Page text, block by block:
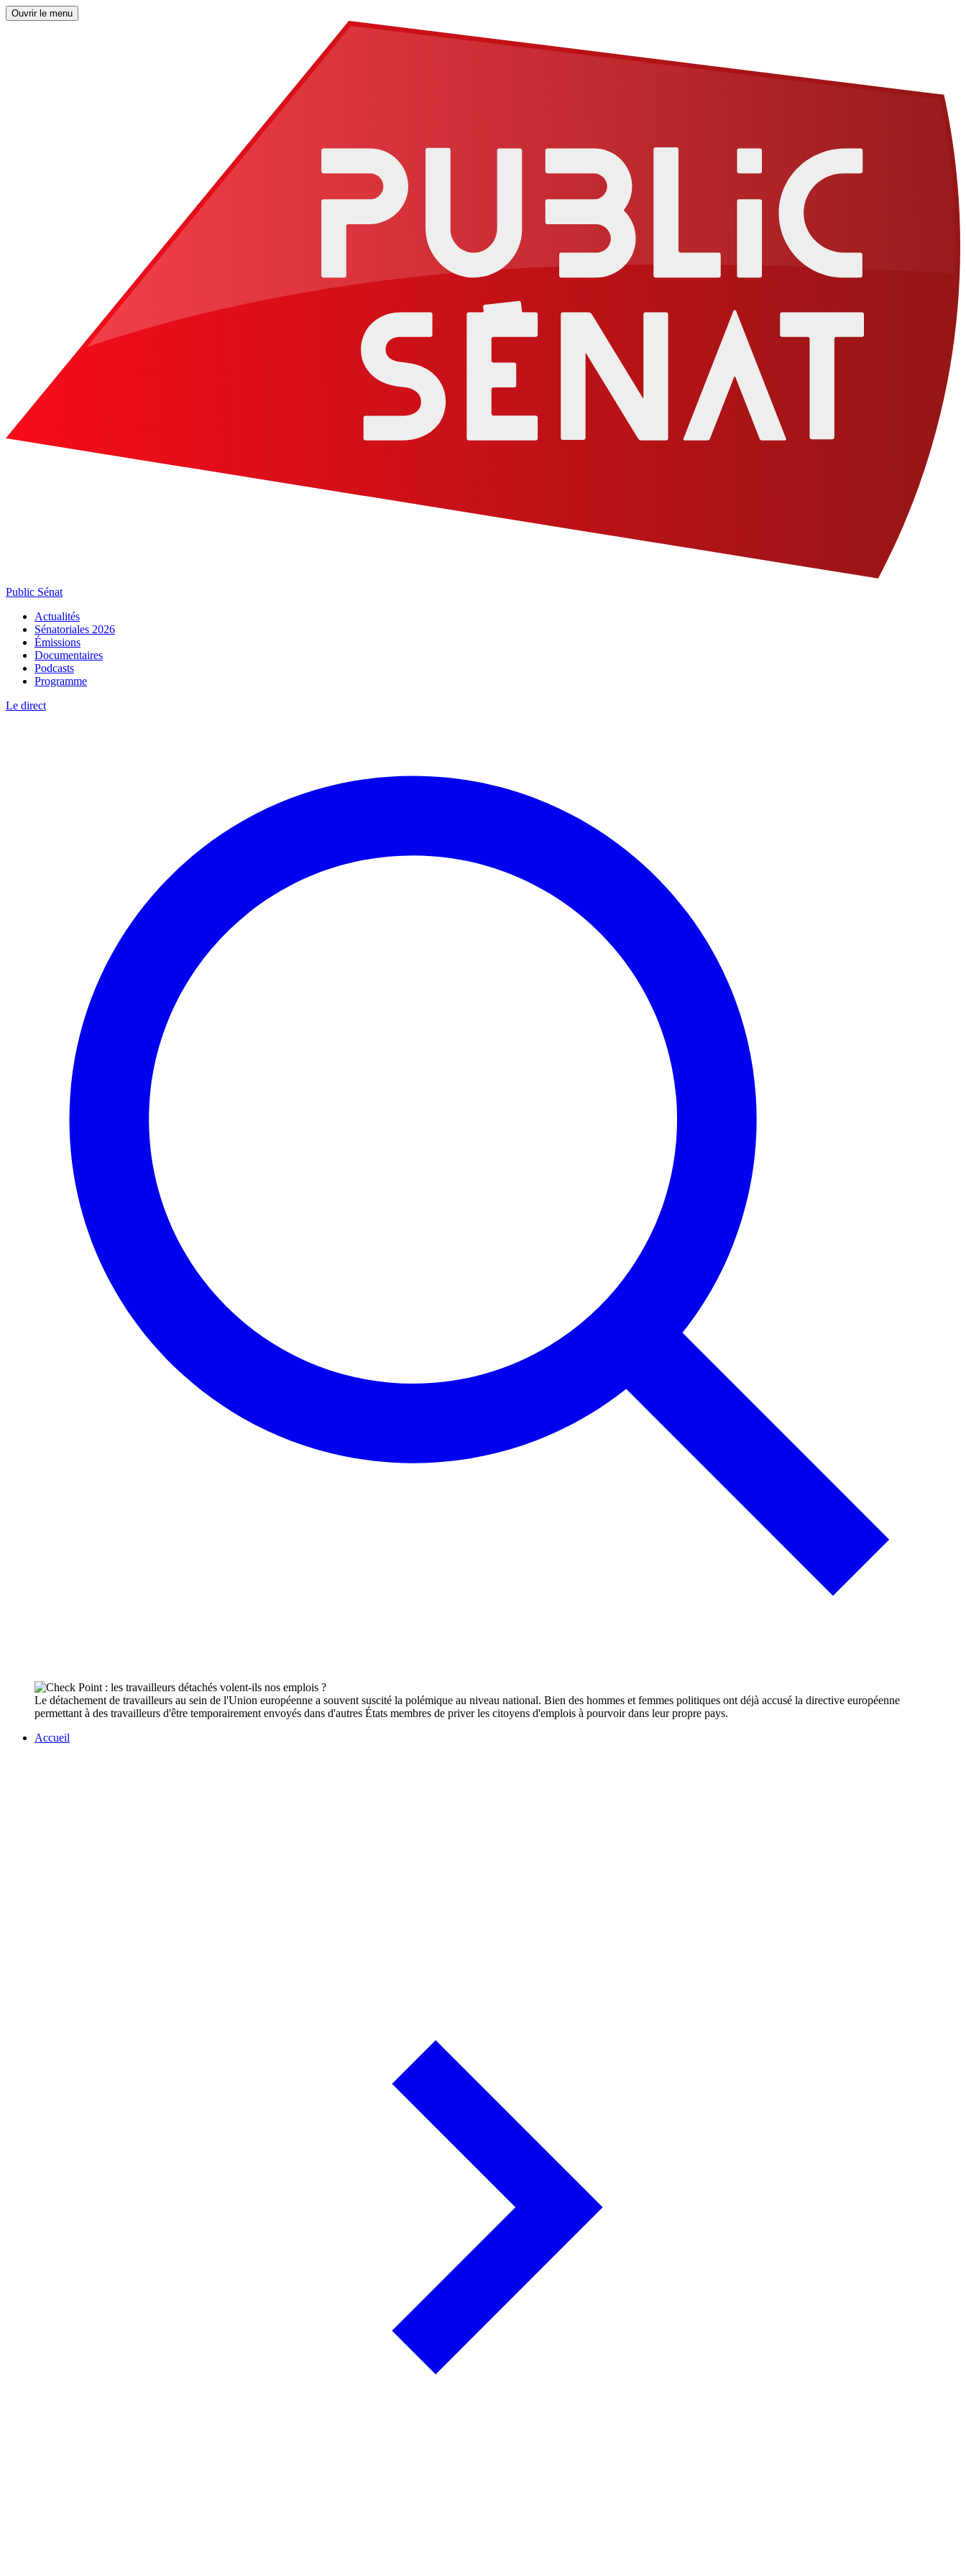
Ouvrir le menu
Public Sénat
Actualités
Sénatoriales 2026
Émissions
Documentaires
Podcasts
Programme
Le direct
Le détachement de travailleurs au sein de l'Union européenne a souvent suscité la polémique au niveau national. Bien des hommes et femmes politiques ont déjà accusé la directive européenne
permettant à des travailleurs d'être temporairement envoyés dans d'autres États membres de priver les citoyens d'emplois à pourvoir dans leur propre pays.
Accueil